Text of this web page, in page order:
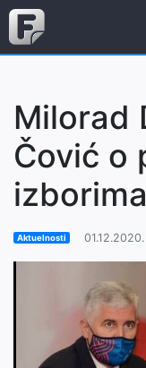
Milorad
Čović o
Aktuelnosti